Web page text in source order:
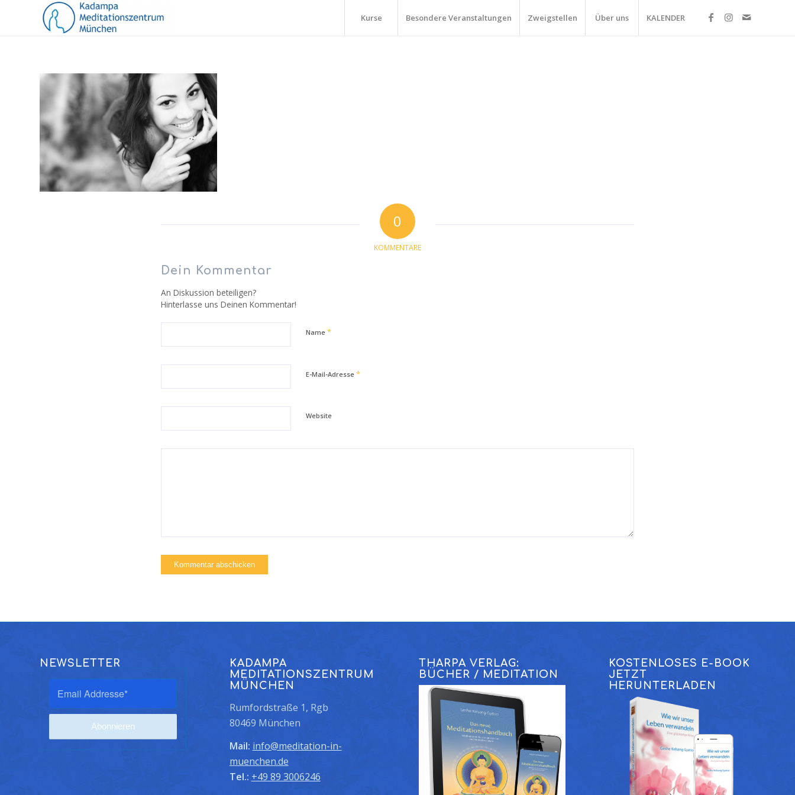
Kurse Besondere Veranstaltungen Zweigstellen Über uns KALENDER
0
KOMMENTARE
Dein Kommentar
An Diskussion beteiligen?
Hinterlasse uns Deinen Kommentar!
Name *
E-Mail-Adresse *
Website
NEWSLETTER
KADAMPA
MEDITATIONSZENTRUM
MÜNCHEN
Rumfordstraße 1, Rgb
80469 München
Mail: info@meditation-in-
muenchen.de
Tel.: +49 89 3006246
THARPA VERLAG:
BÜCHER / MEDITATION
KOSTENLOSES E-BOOK
JETZT
HERUNTERLADEN